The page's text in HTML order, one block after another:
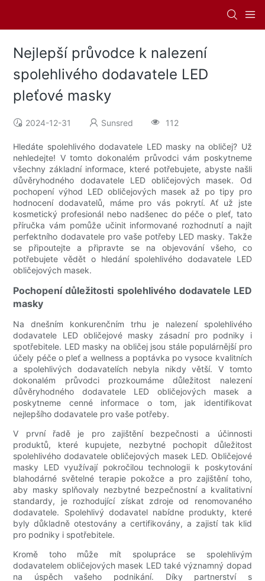
Nejlepší průvodce k nalezení
spolehlivého dodavatele LED
pleťové masky
2024-12-31 Sunsred 112
Hledáte spolehlivého dodavatele LED masky na obličej? Už
nehledejte! V tomto dokonalém průvodci vám poskytneme
všechny základní informace, které potřebujete, abyste našli
důvěryhodného dodavatele LED obličejových masek. Od
pochopení výhod LED obličejových masek až po tipy pro
hodnocení dodavatelů, máme pro vás pokrytí. Ať už jste
kosmetický profesionál nebo nadšenec do péče o pleť, tato
příručka vám pomůže učinit informované rozhodnutí a najít
perfektního dodavatele pro vaše potřeby LED masky. Takže
se připoutejte a připravte se na objevování všeho, co
potřebujete vědět o hledání spolehlivého dodavatele LED
obličejových masek.
Pochopení důležitosti spolehlivého dodavatele LED
masky
Na dnešním konkurenčním trhu je nalezení spolehlivého
dodavatele LED obličejové masky zásadní pro podniky i
spotřebitele. LED masky na obličej jsou stále populárnější pro
účely péče o pleť a wellness a poptávka po vysoce kvalitních
a spolehlivých dodavatelích nebyla nikdy větší. V tomto
dokonalém průvodci prozkoumáme důležitost nalezení
důvěryhodného dodavatele LED obličejových masek a
poskytneme cenné informace o tom, jak identifikovat
nejlepšího dodavatele pro vaše potřeby.
V první řadě je pro zajištění bezpečnosti a účinnosti
produktů, které kupujete, nezbytné pochopit důležitost
spolehlivého dodavatele obličejových masek LED. Obličejové
masky LED využívají pokročilou technologii k poskytování
blahodárné světelné terapie pokožce a pro zajištění toho,
aby masky splňovaly nezbytné bezpečnostní a kvalitativní
standardy, je rozhodující získat zdroje od renomovaného
dodavatele. Spolehlivý dodavatel nabídne produkty, které
byly důkladně otestovány a certifikovány, a zajistí tak klid
pro podniky i spotřebitele.
Kromě toho může mít spolupráce se spolehlivým
dodavatelem obličejových masek LED také významný dopad
na úspěch vašeho podnikání. Díky partnerství s